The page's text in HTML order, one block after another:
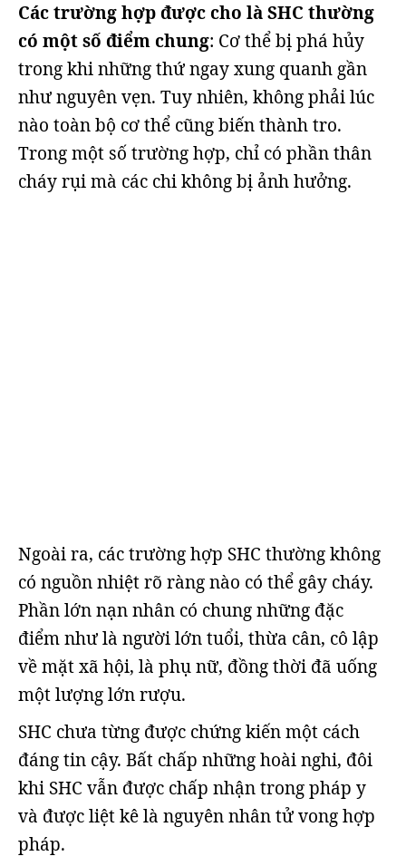
Các trường hợp được cho là SHC thường
có một số điểm chung: Cơ thể bị phá hủy
trong khi những thứ ngay xung quanh gần
như nguyên vẹn. Tuy nhiên, không phải lúc
nào toàn bộ cơ thể cũng biến thành tro.
Trong một số trường hợp, chỉ có phần thân
cháy rụi mà các chi không bị ảnh hưởng.
Ngoài ra, các trường hợp SHC thường không
có nguồn nhiệt rõ ràng nào có thể gây cháy.
Phần lớn nạn nhân có chung những đặc
điểm như là người lớn tuổi, thừa cân, cô lập
về mặt xã hội, là phụ nữ, đồng thời đã uống
một lượng lớn rượu.
SHC chưa từng được chứng kiến một cách
đáng tin cậy. Bất chấp những hoài nghi, đôi
khi SHC vẫn được chấp nhận trong pháp y
và được liệt kê là nguyên nhân tử vong hợp
pháp.